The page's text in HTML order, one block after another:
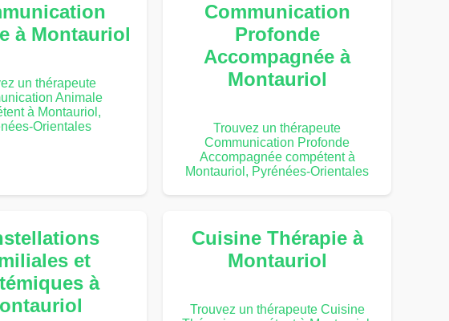
à Montauriol
un thérapeute
Animale
à Montauriol,
Orientales
Communication
Profonde
Accompagnée à
Montauriol
Trouvez un thérapeute
Communication Profonde
Accompagnée compétent à
Montauriol, Pyrénées-Orientales
et
à
Cuisine Thérapie à
Montauriol
Trouvez un thérapeute Cuisine